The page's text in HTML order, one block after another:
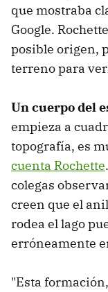
que mostraba
Google.
posible origen,
terreno para
Un cuerpo del
empieza a
topografía, es
cuenta Rochette
colegas
creen que el
rodea el lago
erróneamente
"Esta